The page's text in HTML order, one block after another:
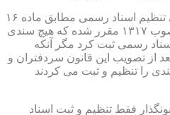
مبحث سوم): موانع موجود برای تنظیم اسناد رسمی مطابق ماده ۱۶
آیین نامه دفاتر اسناد رسمی مصوب ۱۳۱۷ مقرر شده که هیچ سندی
رسمی ثبت کرد مگر آنکه
از تصویب این قانون سردفتران و
را تنظیم و ثبت می کردند
قانونگذار فقط تنظیم و ثبت اسناد